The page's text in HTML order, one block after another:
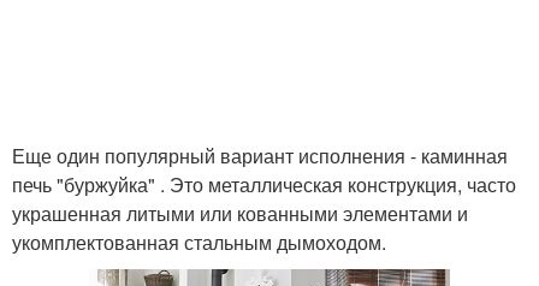
Еще один популярный вариант исполнения - каминная
печь "буржуйка" . Это металлическая конструкция, часто
украшенная литыми или кованными элементами и
укомплектованная стальным дымоходом.